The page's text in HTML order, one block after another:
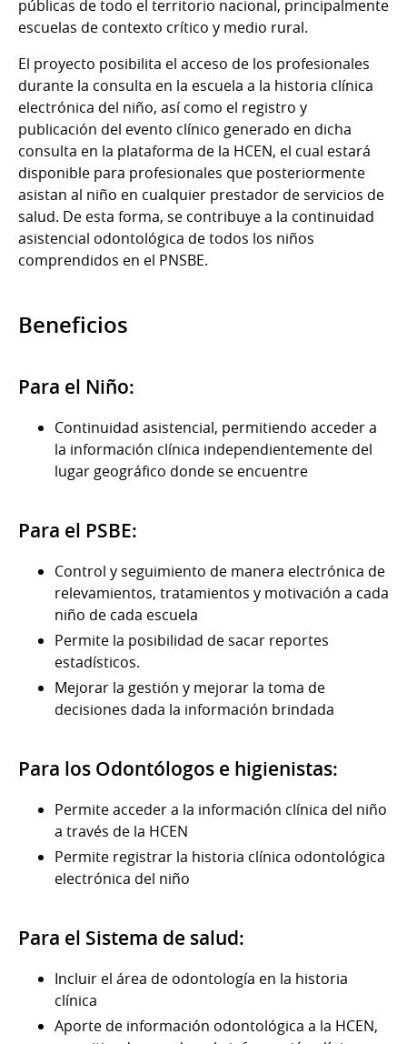
públicas de todo el territorio nacional, principalmente
escuelas de contexto crítico y medio rural.
El proyecto posibilita el acceso de los profesionales
durante la consulta en la escuela a la historia clínica
electrónica del niño, así como el registro y
publicación del evento clínico generado en dicha
consulta en la plataforma de la HCEN, el cual estará
disponible para profesionales que posteriormente
asistan al niño en cualquier prestador de servicios de
salud. De esta forma, se contribuye a la continuidad
asistencial odontológica de todos los niños
comprendidos en el PNSBE.
Beneficios
Para el Niño:
Continuidad asistencial, permitiendo acceder a
la información clínica independientemente del
lugar geográfico donde se encuentre
Para el PSBE:
Control y seguimiento de manera electrónica de
relevamientos, tratamientos y motivación a cada
niño de cada escuela
Permite la posibilidad de sacar reportes
estadísticos.
Mejorar la gestión y mejorar la toma de
decisiones dada la información brindada
Para los Odontólogos e higienistas:
Permite acceder a la información clínica del niño
a través de la HCEN
Permite registrar la historia clínica odontológica
electrónica del niño
Para el Sistema de salud:
Incluir el área de odontología en la historia
clínica
Aporte de información odontológica a la HCEN,